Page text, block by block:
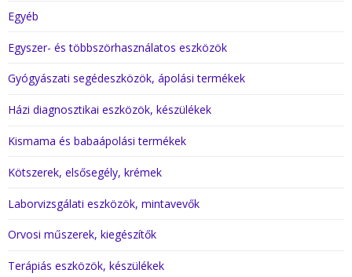
Egyéb
Egyszer- és többszörhasználatos eszközök
Gyógyászati segédeszközök, ápolási termékek
Házi diagnosztikai eszközök, készülékek
Kismama és babaápolási termékek
Kötszerek, elsősegély, krémek
Laborvizsgálati eszközök, mintavevők
Orvosi műszerek, kiegészítők
Terápiás eszközök, készülékek